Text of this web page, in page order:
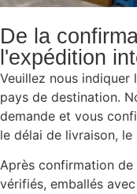
De la
l'expédition
Veuillez nous
pays de destination.
demande et vous
le délai de livraison,
Après confirmation
vérifiés, emballés